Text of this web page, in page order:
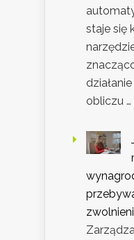
staje się
obliczu …